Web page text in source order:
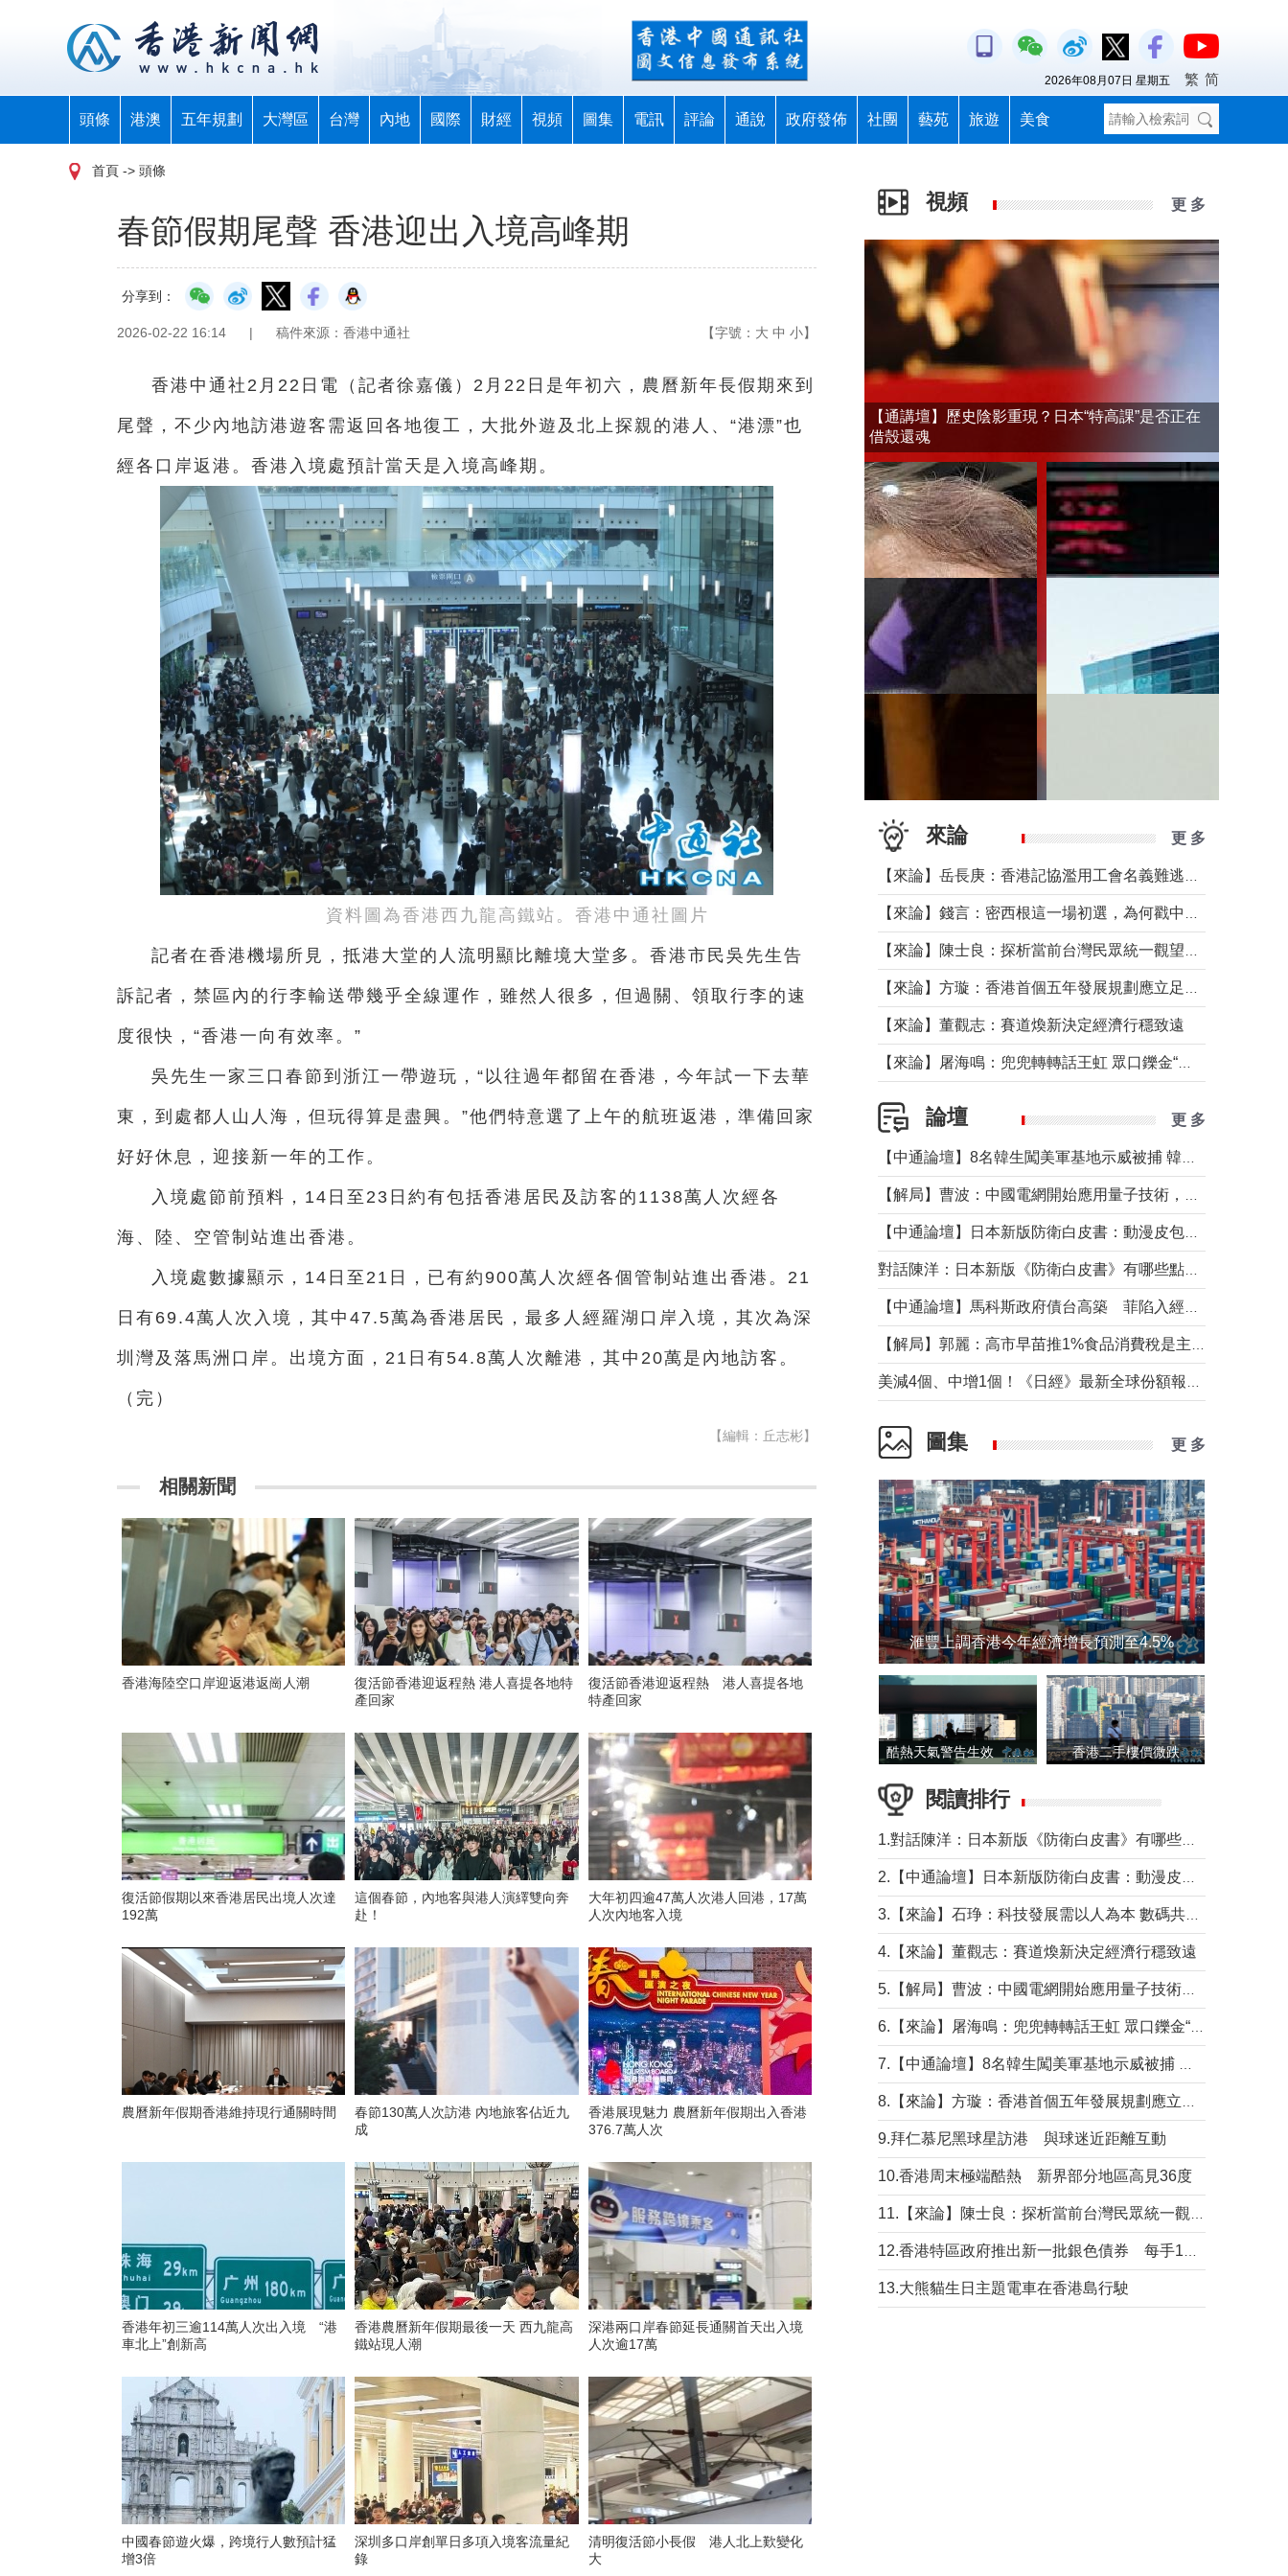
頭條 港澳 五年規劃 大灣區 台灣 內地 國際 財經 視頻 圖集 電訊 評論 通說 政府發佈 社團 藝苑 旅遊 美食
2026年08月07日 星期五 繁 简
首頁 -> 頭條
春節假期尾聲 香港迎出入境高峰期
分享到：
2026-02-22 16:14 | 稿件來源：香港中通社 【字號： 大 中 小】
香港中通社2月22日電（記者徐嘉儀）2月22日是年初六，農曆新年長假期來到
尾聲，不少內地訪港遊客需返回各地復工，大批外遊及北上探親的港人、“港漂”也
經各口岸返港。香港入境處預計當天是入境高峰期。
資料圖為香港西九龍高鐵站。香港中通社圖片
記者在香港機場所見，抵港大堂的人流明顯比離境大堂多。香港市民吳先生告
訴記者，禁區內的行李輸送帶幾乎全線運作，雖然人很多，但過關、領取行李的速
度很快，“香港一向有效率。”
吳先生一家三口春節到浙江一帶遊玩，“以往過年都留在香港，今年試一下去華
東，到處都人山人海，但玩得算是盡興。”他們特意選了上午的航班返港，準備回家
好好休息，迎接新一年的工作。
入境處節前預料，14日至23日約有包括香港居民及訪客的1138萬人次經各
海、陸、空管制站進出香港。
入境處數據顯示，14日至21日，已有約900萬人次經各個管制站進出香港。21
日有69.4萬人次入境，其中47.5萬為香港居民，最多人經羅湖口岸入境，其次為深
圳灣及落馬洲口岸。出境方面，21日有54.8萬人次離港，其中20萬是內地訪客。
（完）
【編輯：丘志彬】
相關新聞
香港海陸空口岸迎返港返崗人潮
復活節香港迎返程熱 港人喜提各地特
產回家
復活節香港迎返程熱 港人喜提各地
特產回家
復活節假期以來香港居民出境人次達
192萬
這個春節，內地客與港人演繹雙向奔
赴！
大年初四逾47萬人次港人回港，17萬
人次內地客入境
農曆新年假期香港維持現行通關時間
春節130萬人次訪港 內地旅客佔近九
成
香港展現魅力 農曆新年假期出入香港
376.7萬人次
香港年初三逾114萬人次出入境 “港
車北上”創新高
香港農曆新年假期最後一天 西九龍高
鐵站現人潮
深港兩口岸春節延長通關首天出入境
人次逾17萬
中國春節遊火爆，跨境行人數預計猛
增3倍
深圳多口岸創單日多項入境客流量紀
錄
清明復活節小長假 港人北上歎變化
大
視頻 更 多
【通講壇】歷史陰影重現？日本“特高課”是否正在
借殼還魂
來論 更 多
【來論】董觀志：賽道煥新決定經濟行穩致遠
論壇 更 多
圖集 更 多
滙豐上調香港今年經濟增長預測至4.5%
酷熱天氣警告生效 本港高溫持續至下周 香港二手樓價微跌
閱讀排行
4.【來論】董觀志：賽道煥新決定經濟行穩致遠
9.拜仁慕尼黑球星訪港 與球迷近距離互動
10.香港周末極端酷熱 新界部分地區高見36度
13.大熊貓生日主題電車在香港島行駛